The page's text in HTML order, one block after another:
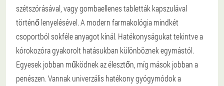
szétszórásával, vagy gombaellenes tabletták kapszulával
történő lenyelésével. A modern farmakológia mindkét
csoportból sokféle anyagot kínál. Hatékonyságukat tekintve a
kórokozóra gyakorolt hatásukban különböznek egymástól.
Egyesek jobban működnek az élesztőn, míg mások jobban a
penészen. Vannak univerzális hatékony gyógymódok a